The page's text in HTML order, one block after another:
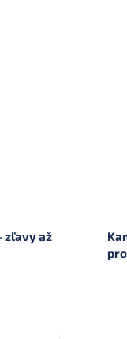
zľavy až